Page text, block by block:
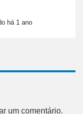
há 1 ano
um comentário.